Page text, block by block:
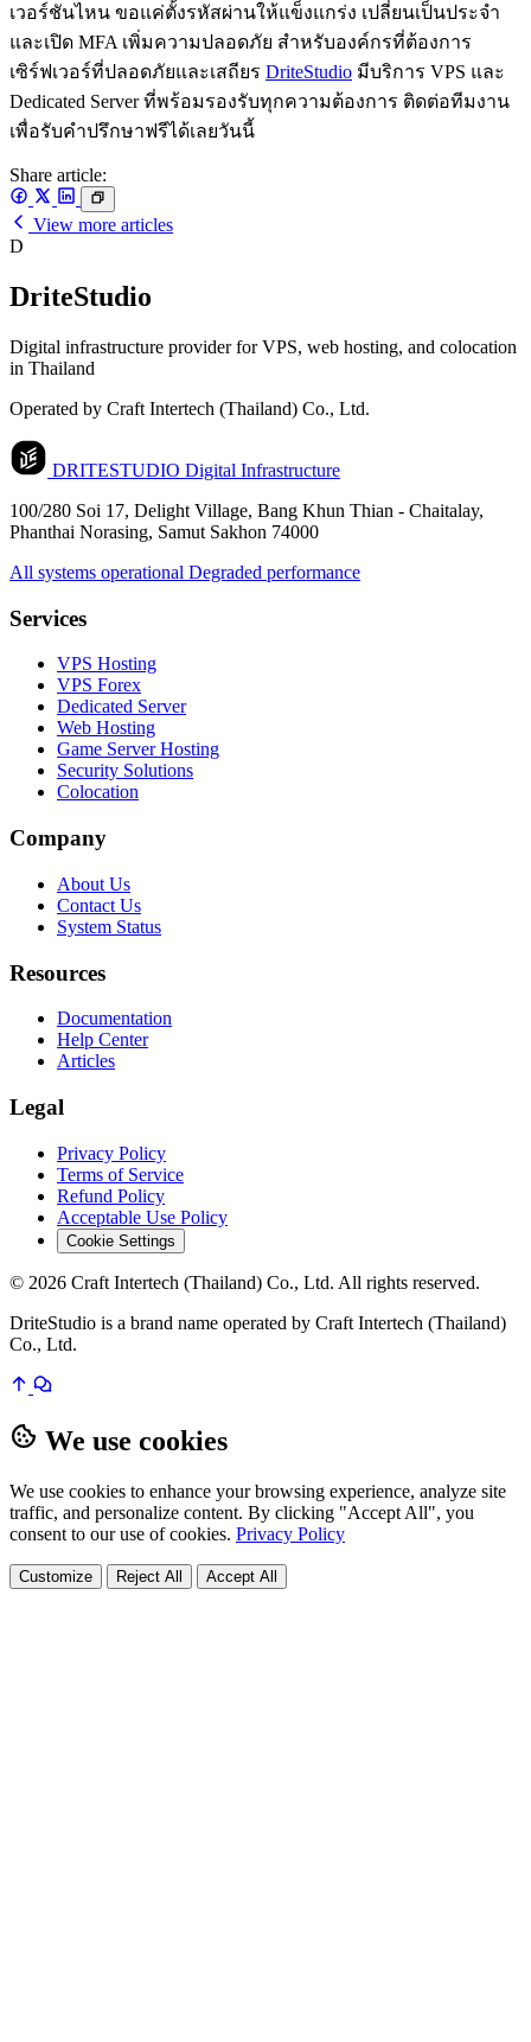
เวอร์ชันไหน ขอแค่ตั้งรหัสผ่านให้แข็งแกร่ง เปลี่ยนเป็นประจำ
และเปิด MFA เพิ่มความปลอดภัย สำหรับองค์กรที่ต้องการ
เซิร์ฟเวอร์ที่ปลอดภัยและเสถียร DriteStudio มีบริการ VPS และ
Dedicated Server ที่พร้อมรองรับทุกความต้องการ ติดต่อทีมงาน
เพื่อรับคำปรึกษาฟรีได้เลยวันนี้
Share article:
View more articles
D
DriteStudio
Digital infrastructure provider for VPS, web hosting, and colocation
in Thailand
Operated by Craft Intertech (Thailand) Co., Ltd.
DRITESTUDIO Digital Infrastructure
100/280 Soi 17, Delight Village, Bang Khun Thian - Chaitalay,
Phanthai Norasing, Samut Sakhon 74000
All systems operational Degraded performance
Services
VPS Hosting
VPS Forex
Dedicated Server
Web Hosting
Game Server Hosting
Security Solutions
Colocation
Company
About Us
Contact Us
System Status
Resources
Documentation
Help Center
Articles
Legal
Privacy Policy
Terms of Service
Refund Policy
Acceptable Use Policy
Cookie Settings
© 2026 Craft Intertech (Thailand) Co., Ltd. All rights reserved.
DriteStudio is a brand name operated by Craft Intertech (Thailand)
Co., Ltd.
We use cookies
We use cookies to enhance your browsing experience, analyze site
traffic, and personalize content. By clicking "Accept All", you
consent to our use of cookies. Privacy Policy
Customize Reject All Accept All